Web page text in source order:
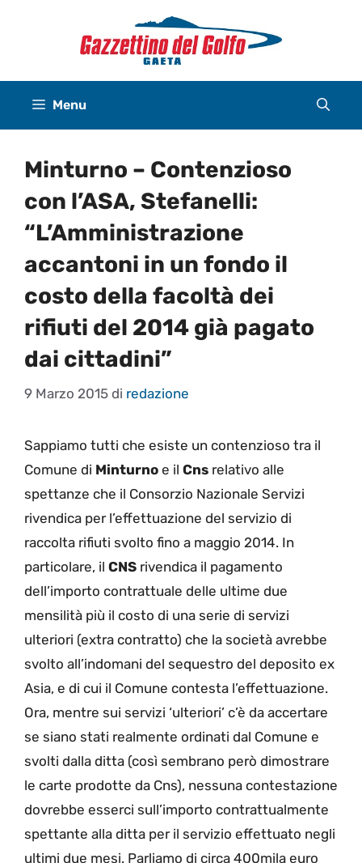
Menu
Minturno – Contenzioso
con l’ASA, Stefanelli:
“L’Amministrazione
accantoni in un fondo il
costo della facoltà dei
rifiuti del 2014 già pagato
dai cittadini”
9 Marzo 2015 di redazione
Sappiamo tutti che esiste un contenzioso tra il
Comune di Minturno e il Cns relativo alle
spettanze che il Consorzio Nazionale Servizi
rivendica per l’effettuazione del servizio di
raccolta rifiuti svolto fino a maggio 2014. In
particolare, il CNS rivendica il pagamento
dell’importo contrattuale delle ultime due
mensilità più il costo di una serie di servizi
ulteriori (extra contratto) che la società avrebbe
svolto all’indomani del sequestro del deposito ex
Asia, e di cui il Comune contesta l’effettuazione.
Ora, mentre sui servizi ‘ulteriori’ c’è da accertare
se siano stati realmente ordinati dal Comune e
svolti dalla ditta (così sembrano però dimostrare
le carte prodotte da Cns), nessuna contestazione
dovrebbe esserci sull’importo contrattualmente
spettante alla ditta per il servizio effettuato negli
ultimi due mesi. Parliamo di circa 400mila euro